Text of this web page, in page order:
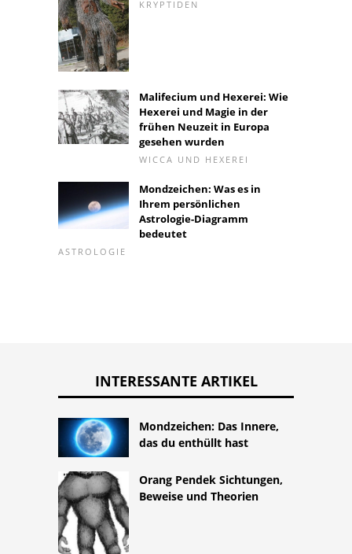
KRYPTIDEN
Malifecium und Hexerei: Wie
Hexerei und Magie in der
frühen Neuzeit in Europa
gesehen wurden
WICCA UND HEXEREI
Mondzeichen: Was es in
Ihrem persönlichen
Astrologie-Diagramm
bedeutet
ASTROLOGIE
INTERESSANTE ARTIKEL
Mondzeichen: Das Innere,
das du enthüllt hast
Orang Pendek Sichtungen,
Beweise und Theorien